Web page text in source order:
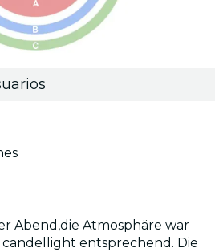
Abend,die Atmosphäre war
entsprechend. Die